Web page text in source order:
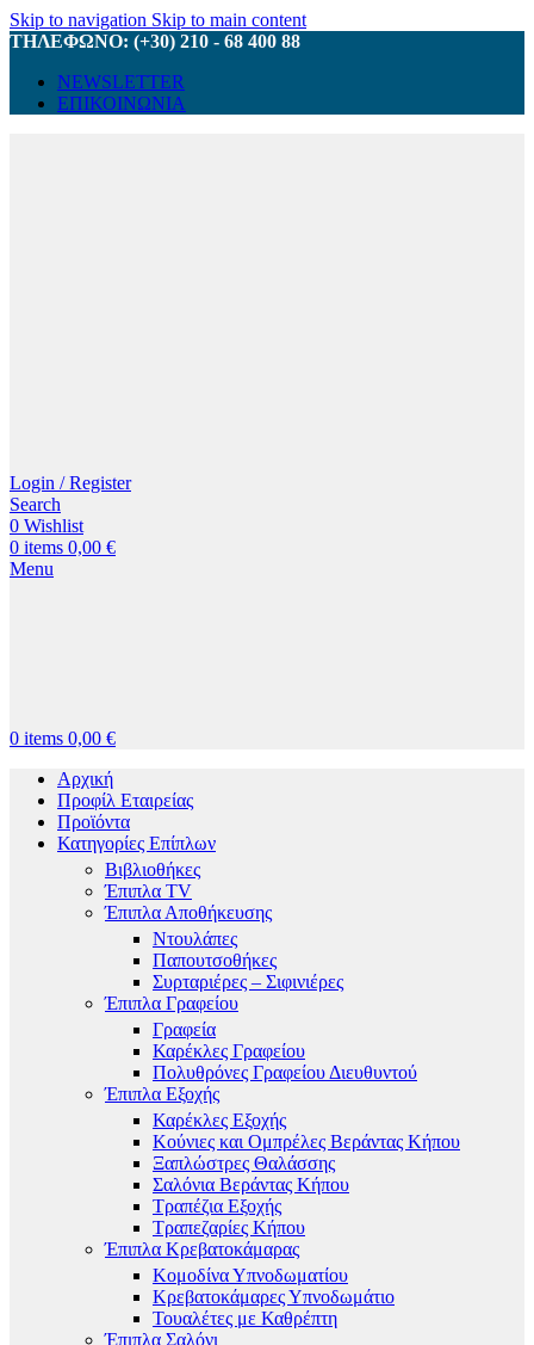
Skip to navigation Skip to main content
ΤΗΛΕΦΩΝΟ: (+30) 210 - 68 400 88
NEWSLETTER
ΕΠΙΚΟΙΝΩΝΙΑ
Login / Register
Search
0 Wishlist
0 items 0,00 €
Menu
0 items 0,00 €
Αρχική
Προφίλ Εταιρείας
Προϊόντα
Κατηγορίες Επίπλων
Βιβλιοθήκες
Έπιπλα TV
Έπιπλα Αποθήκευσης
Ντουλάπες
Παπουτσοθήκες
Συρταριέρες – Σιφινιέρες
Έπιπλα Γραφείου
Γραφεία
Καρέκλες Γραφείου
Πολυθρόνες Γραφείου Διευθυντού
Έπιπλα Εξοχής
Καρέκλες Εξοχής
Κούνιες και Ομπρέλες Βεράντας Κήπου
Ξαπλώστρες Θαλάσσης
Σαλόνια Βεράντας Κήπου
Τραπέζια Εξοχής
Τραπεζαρίες Κήπου
Έπιπλα Κρεβατοκάμαρας
Κομοδίνα Υπνοδωματίου
Κρεβατοκάμαρες Υπνοδωμάτιο
Τουαλέτες με Καθρέπτη
Έπιπλα Σαλόνι